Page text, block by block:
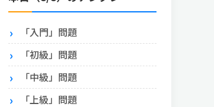
「入門」問題
「初級」問題
「中級」問題
「上級」問題